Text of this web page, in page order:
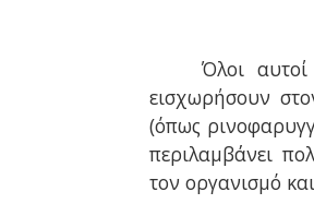
Όλοι
εισχωρήσουν
(όπως
περιλαμβάνει
τον οργανισμό